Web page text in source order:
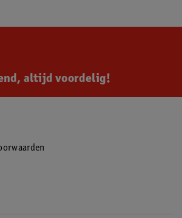
altijd voordelig!